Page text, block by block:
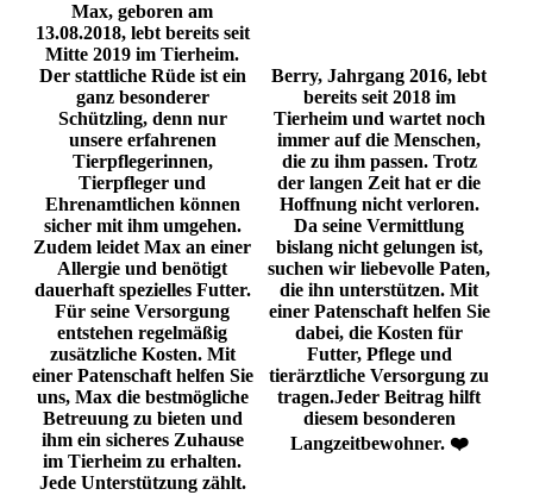
Max, geboren am
13.08.2018, lebt bereits seit
Mitte 2019 im Tierheim.
Der stattliche Rüde ist ein
ganz besonderer
Schützling, denn nur
unsere erfahrenen
Tierpflegerinnen,
Tierpfleger und
Ehrenamtlichen können
sicher mit ihm umgehen.
Zudem leidet Max an einer
Allergie und benötigt
dauerhaft spezielles Futter.
Für seine Versorgung
entstehen regelmäßig
zusätzliche Kosten. Mit
einer Patenschaft helfen Sie
uns, Max die bestmögliche
Betreuung zu bieten und
ihm ein sicheres Zuhause
im Tierheim zu erhalten.
Jede Unterstützung zählt.
Berry, Jahrgang 2016, lebt
bereits seit 2018 im
Tierheim und wartet noch
immer auf die Menschen,
die zu ihm passen. Trotz
der langen Zeit hat er die
Hoffnung nicht verloren.
Da seine Vermittlung
bislang nicht gelungen ist,
suchen wir liebevolle Paten,
die ihn unterstützen. Mit
einer Patenschaft helfen Sie
dabei, die Kosten für
Futter, Pflege und
tierärztliche Versorgung zu
tragen.Jeder Beitrag hilft
diesem besonderen
Langzeitbewohner. ❤️